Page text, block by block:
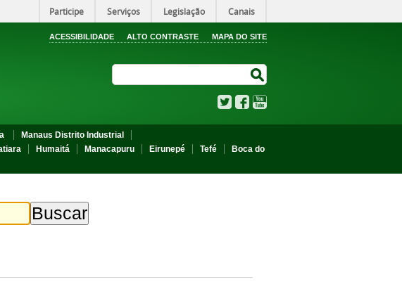
Participe Serviços Legislação Canais
ACESSIBILIDADE ALTO CONTRASTE MAPA DO SITE
TwitterFacebook
Manaus Distrito Industrial
Humaitá Manacapuru Eirunepé Tefé
Boca do